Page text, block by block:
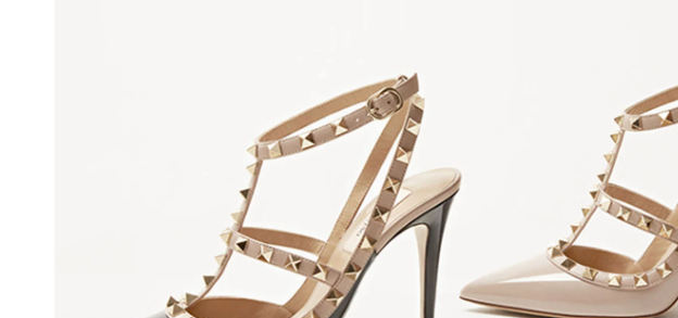
Link Opens in New Tab